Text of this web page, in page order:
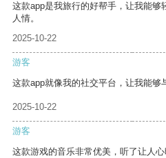
这款app是我旅行的好帮手，让我能
人情。
2025-10-22
游客
这款app就像我的社交平台，让我能够
2025-10-22
游客
这款游戏的音乐非常优美，听了让人心